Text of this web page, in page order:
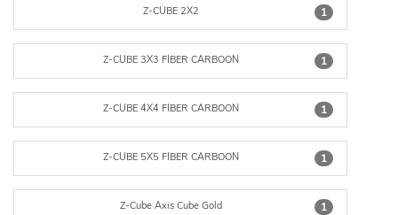
1
Z-CUBE 2X2
1
Z-CUBE 3X3 FIBER CARBOON
1
Z-CUBE 4X4 FIBER CARBOON
1
Z-CUBE 5X5 FIBER CARBOON
1
Z-Cube Axis Cube Gold